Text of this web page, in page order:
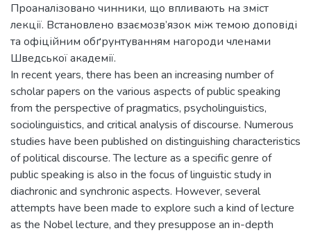
Проаналізовано чинники, що впливають на зміст
лекції. Встановлено взаємозв’язок між темою доповіді
та офіційним обґрунтуванням нагороди членами
Шведської академії.
In recent years, there has been an increasing number of
scholar papers on the various aspects of public speaking
from the perspective of pragmatics, psycholinguistics,
sociolinguistics, and critical analysis of discourse. Numerous
studies have been published on distinguishing characteristics
of political discourse. The lecture as a specific genre of
public speaking is also in the focus of linguistic study in
diachronic and synchronic aspects. However, several
attempts have been made to explore such a kind of lecture
as the Nobel lecture, and they presuppose an in-depth